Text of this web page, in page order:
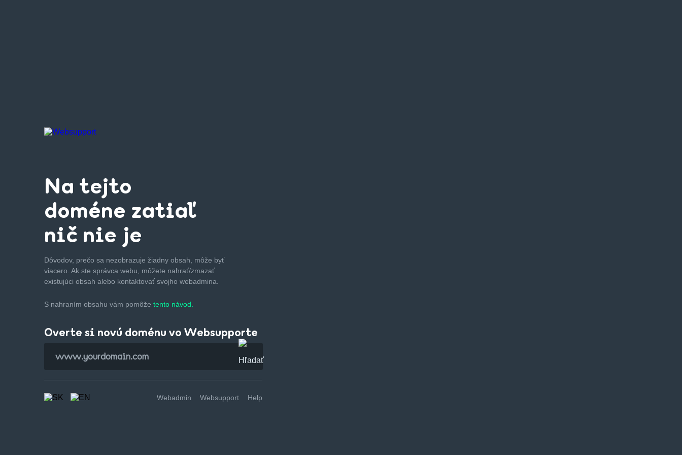
Na tejto
doméne zatiaľ
nič nie je
Dôvodov, prečo sa nezobrazuje žiadny obsah, môže byť
viacero. Ak ste správca webu, môžete nahrať/zmazať
existujúci obsah alebo kontaktovať svojho webadmina.
S nahraním obsahu vám pomôže tento návod.
Overte si novú doménu vo Websupporte
Webadmin Websupport Help